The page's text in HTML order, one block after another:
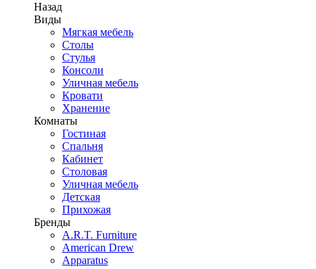
Назад
Виды
Мягкая мебель
Столы
Стулья
Консоли
Уличная мебель
Кровати
Хранение
Комнаты
Гостиная
Спальня
Кабинет
Столовая
Уличная мебель
Детская
Прихожая
Бренды
A.R.T. Furniture
American Drew
Apparatus